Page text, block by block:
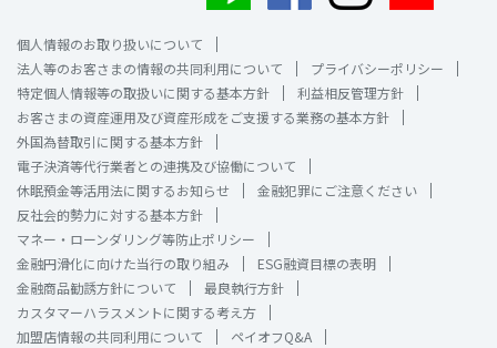
個人情報のお取り扱いについて
法人等のお客さまの情報の共同利用について
プライバシーポリシー
特定個人情報等の取扱いに関する基本方針
利益相反管理方針
お客さまの資産運用及び資産形成をご支援する業務の基本方針
外国為替取引に関する基本方針
電子決済等代行業者との連携及び協働について
休眠預金等活用法に関するお知らせ
金融犯罪にご注意ください
反社会的勢力に対する基本方針
マネー・ローンダリング等防止ポリシー
金融円滑化に向けた当行の取り組み
ESG融資目標の表明
金融商品勧誘方針について
最良執行方針
カスタマーハラスメントに関する考え方
加盟店情報の共同利用について
ペイオフQ&A